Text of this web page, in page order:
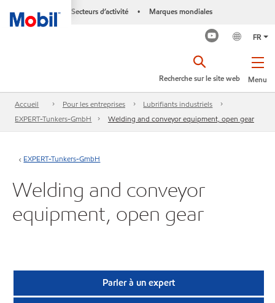
Secteurs d’activité • Marques mondiales
FR
Menu
Recherche sur le site web
Accueil Pour les entreprises
Lubrifiants industriels
EXPERT-Tunkers-GmbH
Welding and conveyor equipment, open gear
EXPERT-Tunkers-GmbH
Welding and conveyor
equipment, open gear
Parler à un expert